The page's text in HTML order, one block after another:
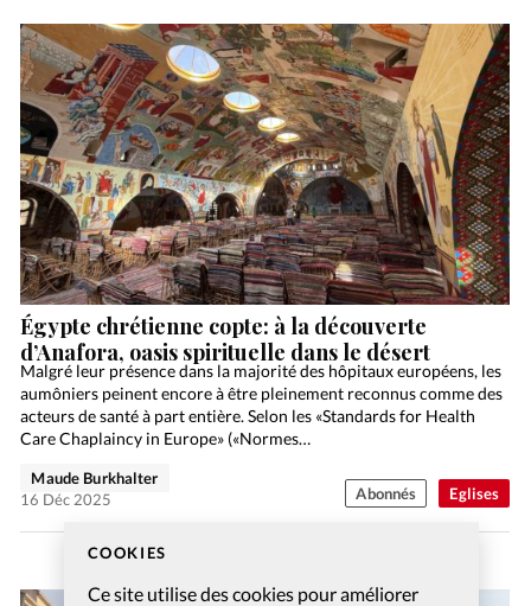
COOKIES
Ce site utilise des cookies pour améliorer
Eglises
Égypte chrétienne copte: à la découverte
d’Anafora, oasis spirituelle dans le désert
Malgré leur présence dans la majorité des hôpitaux européens, les
aumôniers peinent encore à être pleinement reconnus comme des
acteurs de santé à part entière. Selon les «Standards for Health
Care Chaplaincy in Europe» («Normes…
Maude Burkhalter
16 Déc 2025
Abonnés